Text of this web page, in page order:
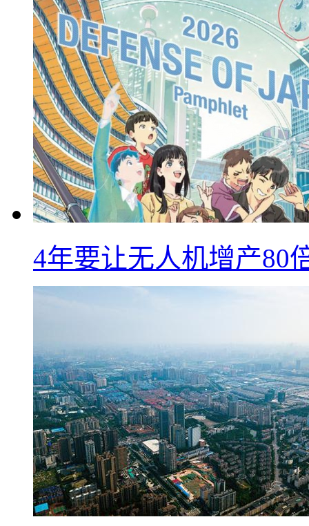
4年要让无人机增产80